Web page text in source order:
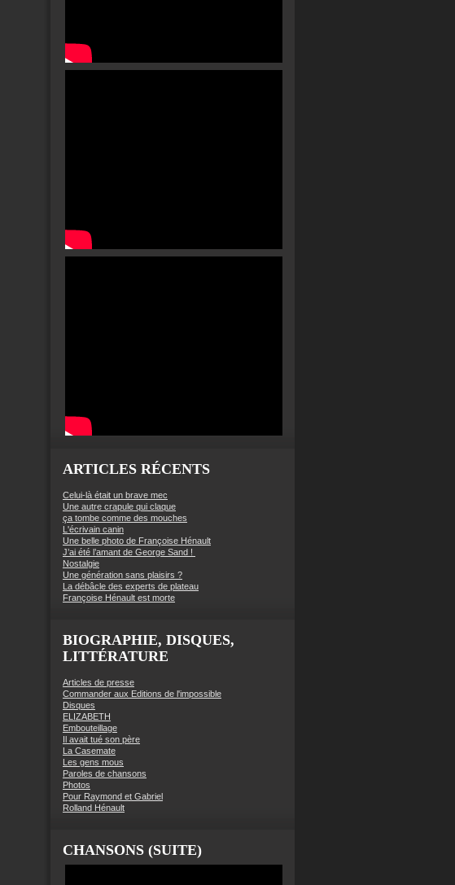
ARTICLES RÉCENTS
Celui-là était un brave mec
Une autre crapule qui claque
ça tombe comme des mouches
L'écrivain canin
Une belle photo de Françoise Hénault
J’ai été l’amant de George Sand !
Nostalgie
Une génération sans plaisirs ?
La débâcle des experts de plateau
Françoise Hénault est morte
BIOGRAPHIE, DISQUES,
LITTÉRATURE
Articles de presse
Commander aux Editions de l'impossible
Disques
ELIZABETH
Embouteillage
Il avait tué son père
La Casemate
Les gens mous
Paroles de chansons
Photos
Pour Raymond et Gabriel
Rolland Hénault
CHANSONS (SUITE)